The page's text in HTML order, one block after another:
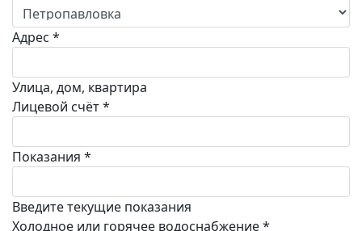
Адрес *
Улица, дом, квартира
Лицевой счёт*
Показания *
Введите текущие показания
Холодное или горячее водоснабжение*